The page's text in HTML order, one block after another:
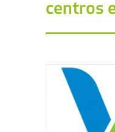
centros